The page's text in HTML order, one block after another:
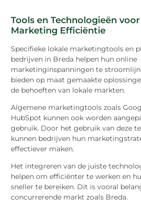
Tools en Technologieën
Marketing Efficiëntie
Specifieke lokale marketingtools en
bedrijven in Breda helpen hun online
marketinginspanningen te
bieden op maat gemaakte
de behoeften van lokale markten.
Algemene marketingtools zoals
HubSpot kunnen ook worden
gebruik. Door het gebruik van deze
kunnen bedrijven hun
effectiever maken.
Het integreren van de juiste
helpen om efficiënter te werken en
sneller te bereiken. Dit is vooral
concurrerende markt zoals Breda.